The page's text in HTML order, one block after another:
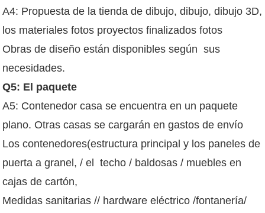
A4: Propuesta de la tienda de dibujo, dibujo, dibujo 3D,
los materiales fotos proyectos finalizados fotos
Obras de diseño están disponibles según sus
necesidades.
Q5: El paquete
A5: Contenedor casa se encuentra en un paquete
plano. Otras casas se cargarán en gastos de envío
Los contenedores(estructura principal y los paneles de
puerta a granel, / el
techo / baldosas / muebles en
cajas de cartón,
Medidas sanitarias // hardware eléctrico /fontanería/